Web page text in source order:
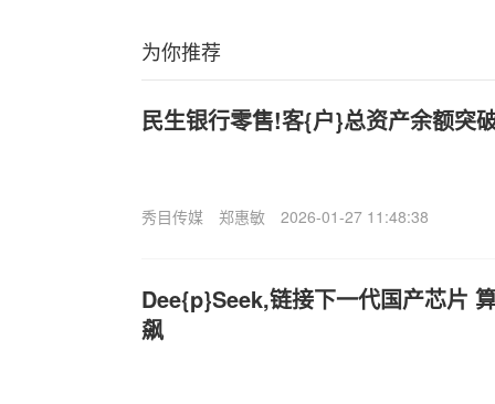
为你推荐
民生银行零售!客{户}总资产余额突
秀目传媒 郑惠敏 2026-01-27 11:48:38
Dee{p}Seek,链接下一代国产芯片
飙